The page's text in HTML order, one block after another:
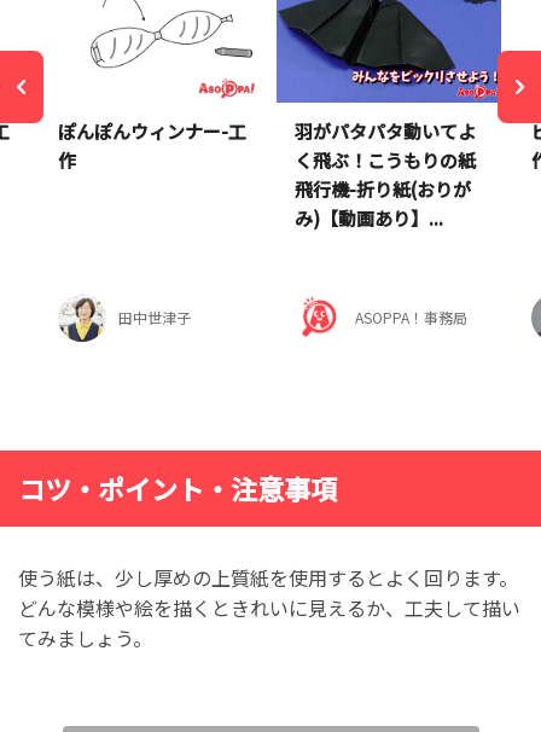
ぽんぽんウィンナー-工
作
田中世津子
羽がパタパタ動いてよ
く飛ぶ！こうもりの紙
飛行機-折り紙(おりが
み)【動画あり】...
ASOPPA！事務局
コツ・ポイント・注意事項
使う紙は、少し厚めの上質紙を使用するとよく回ります。
どんな模様や絵を描くときれいに見えるか、工夫して描い
てみましょう。